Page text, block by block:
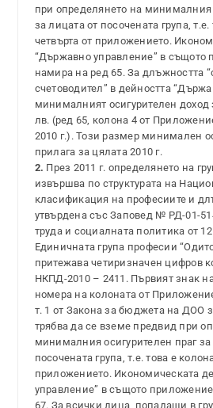
при определянето на минималния
за лицата от посочената група,
четвърта от приложението.
“Държавно управление” в същото
намира на ред 65. За длъжността
счетоводител” в дейността
минималният осигурителен доход
лв. (ред 65, колона 4 от
2010 г.). Този размер минимален
прилага за цялата 2010 г.
2. През 2011 г. определянето на
извършва по структурата на
класификация на професиите и
утвърдена със Заповед № РД-01-
труда и социалната политика от
Единичната група професии
притежава четиризначен цифров
НКПД-2010 – 2411. Първият знак
номера на колоната от
т. 1 от Закона за бюджета на ДОО
трябва да се вземе предвид при
минималния осигурителен праг за
посочената група, т.е. това е
приложението. Икономическата
управление” в същото
67. За всички лица, попадащи в